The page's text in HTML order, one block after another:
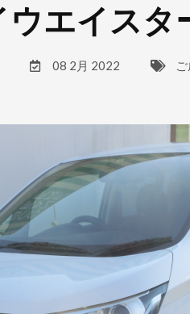
エイスタ
08 2月 2022